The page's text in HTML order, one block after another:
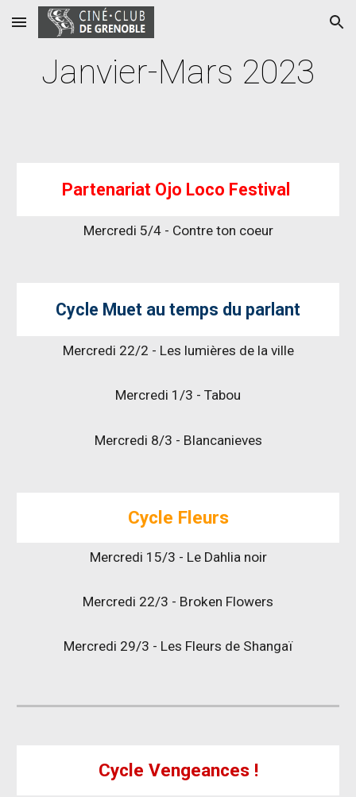
Skip to main content Skip to navigation
Janvier-Mars 2023
Partenariat Ojo Loco Festival
Mercredi 5/4 - Contre ton coeur
Cycle Muet au temps du parlant
Mercredi 22/2 - Les lumières de la ville
Mercredi 1/3 - Tabou
Mercredi 8/3 - Blancanieves
Cycle Fleurs
Mercredi 15/3 - Le Dahlia noir
Mercredi 22/3 - Broken Flowers
Mercredi 29/3 - Les Fleurs de Shangaï
Cycle Vengeances !